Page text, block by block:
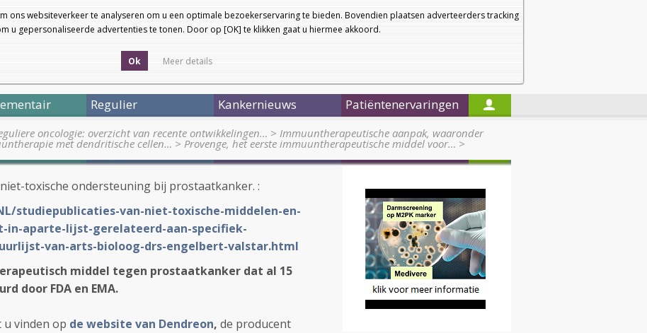
ons websiteverkeer te analyseren om u een optimale bezoekerservaring te bieden. Bovendien plaatsen adverteerders tracking
u gepersonaliseerde advertenties te tonen. Door op [OK] te klikken gaat u hiermee akkoord.
Ok Meer details
a
a
Nieuwsbrief
Startpagina
Regulier Kankernieuws Patiëntenervaringen
oncologie: overzicht van recente ontwikkelingen… > Immuuntherapeutische aanpak, waaronder
met dendritische cellen… > Provenge, het eerste immuuntherapeutische middel voor… >
toxische ondersteuning bij prostaatkanker. :
studiepublicaties-van-niet-toxische-middelen-en-
in-aparte-lijst-gerelateerd-aan-specifiek-
van-arts-bioloog-drs-engelbert-valstar.html
middel tegen prostaatkanker dat al 15
door FDA en EMA.
vinden op de website van Dendreon, de producent